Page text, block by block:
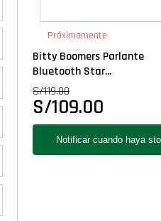
Próximamente
Bitty Boomers Parlante
Bluetooth Star...
S/119.00
S/109.00